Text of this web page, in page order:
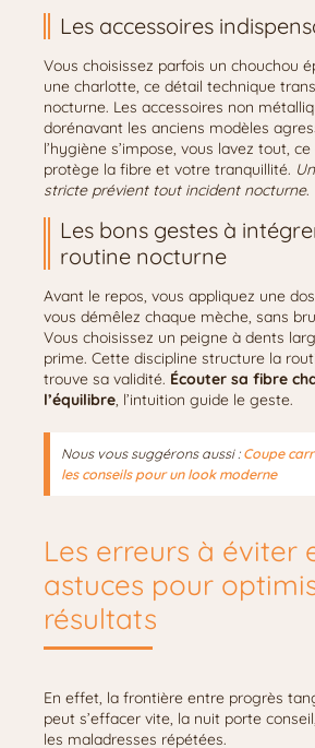
Les accessoires
Vous choisissez parfois un chouchou
une charlotte, ce détail technique
nocturne. Les accessoires non
dorénavant les anciens modèles
l’hygiène s’impose, vous lavez tout,
protège la fibre et votre tranquillité.
stricte prévient tout incident nocturne.
Les bons gestes à
routine nocturne
Avant le repos, vous appliquez une
vous démêlez chaque mèche, sans
Vous choisissez un peigne à dents
prime. Cette discipline structure la
trouve sa validité. Écouter sa fibre
l’équilibre, l’intuition guide le geste.
Nous vous suggérons aussi :Coupe
les conseils pour un look moderne
Les erreurs à éviter
astuces pour
résultats
En effet, la frontière entre progrès
peut s’effacer vite, la nuit porte
les maladresses répétées.